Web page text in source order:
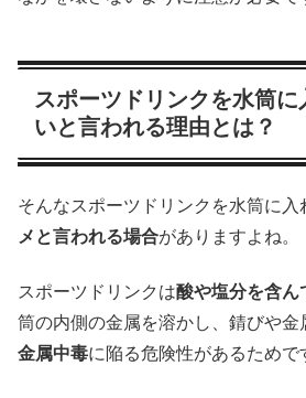
スポーツドリンクを水筒
いと言われる理由とは？
そんなスポーツドリンクを水筒に入
メと言われる場合がありますよね。
スポーツドリンクは酸や塩分を含ん
筒の内側の金属を溶かし、錆びや金
金属中毒に陥る危険性があるためで